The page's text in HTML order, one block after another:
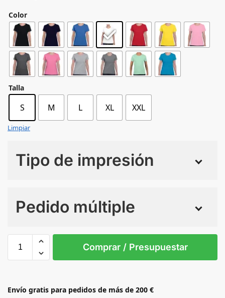
Color
Talla
S M L XL XXL
Limpiar
Tipo de impresión
Pedido múltiple
L
RED
Comprar / Presupuestar
Envío gratis para pedidos de más de 200 €